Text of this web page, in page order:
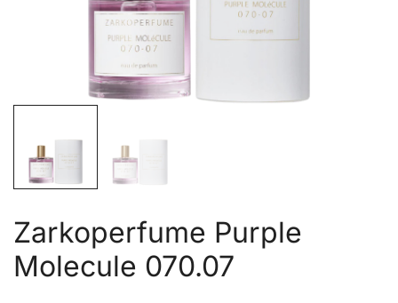
Zarkoperfume Purple
Molecule 070.07